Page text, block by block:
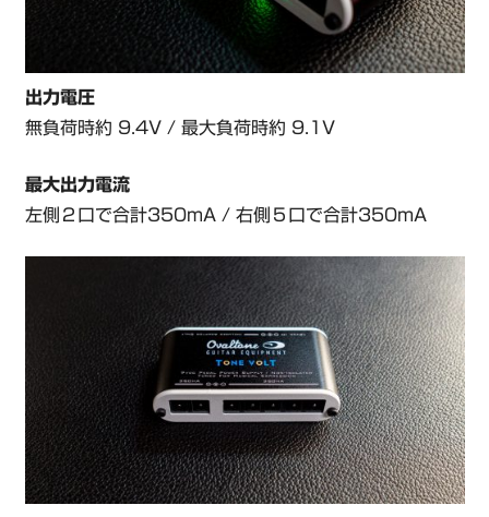
出力電圧
無負荷時約 9.4V / 最大負荷時約 9.1V
最大出力電流
左側２口で合計350mA / 右側５口で合計350mA